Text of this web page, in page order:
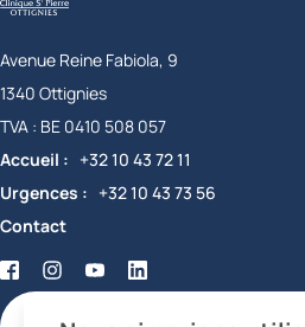
Avenue Reine Fabiola, 9
1340 Ottignies
Belgique
TVA : BE 0410 508 057
Accueil
+32 10 43 72 11
Urgences
+32 10 43 73 56
Contact
FacebookTwitterYouTubeLinkedIn
certifications